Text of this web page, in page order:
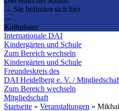
→ Sie befinden sich hier
→
Kulturhaus
Internationale DAI
Kindergärten und Schule
Zum Bereich wechseln
Kindergärten und Schule
Freundeskreis des
DAI Heidelberg e. V. /
Zum Bereich wechseln
Mitgliedschaft
Startseite » Veranstaltungen »